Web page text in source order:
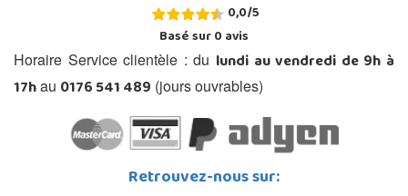
0,0/5
Basé sur0avis
Horaire Service clientèle : du lundi au vendredi de 9h à
17hau 0176 541 489 (jours ouvrables)
Retrouvez-nous sur: